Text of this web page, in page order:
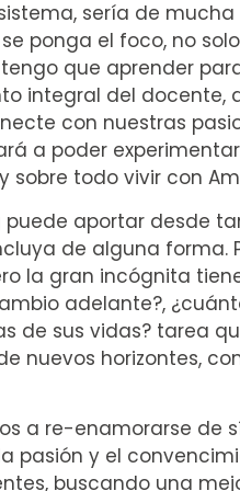
sería de
ponga el foco, no
que aprender
integral del docente,
con nuestras
a poder
sobre todo vivir con
puede aportar desde
de alguna
la gran incógnita
adelante?,
de sus vidas? tarea
nuevos horizontes,
a re-enamorarse de
pasión y el
buscando una